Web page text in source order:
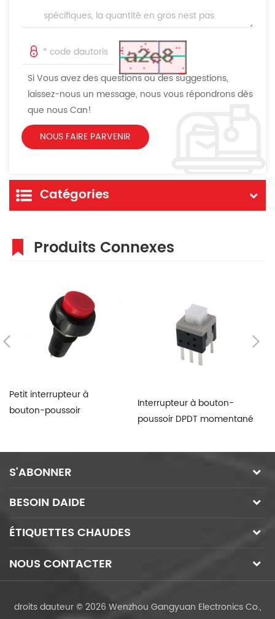
Si Vous avez des questions ou des suggestions,
laissez-nous un message, nous vous répondrons dès
que nous Can!
Catégories
Produits Connexes
Petit interrupteur à
bouton-poussoir
Interrupteur à bouton-
poussoir DPDT momentané
S'ABONNER
BESOIN DAIDE
ÉTIQUETTES CHAUDES
NOUS CONTACTER
droits dauteur © 2026 Wenzhou Gangyuan Electronics Co.,